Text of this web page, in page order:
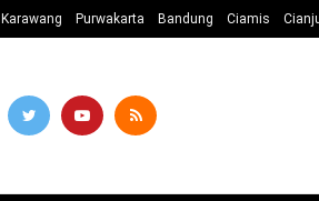
Karawang Purwakarta Bandung Ciamis